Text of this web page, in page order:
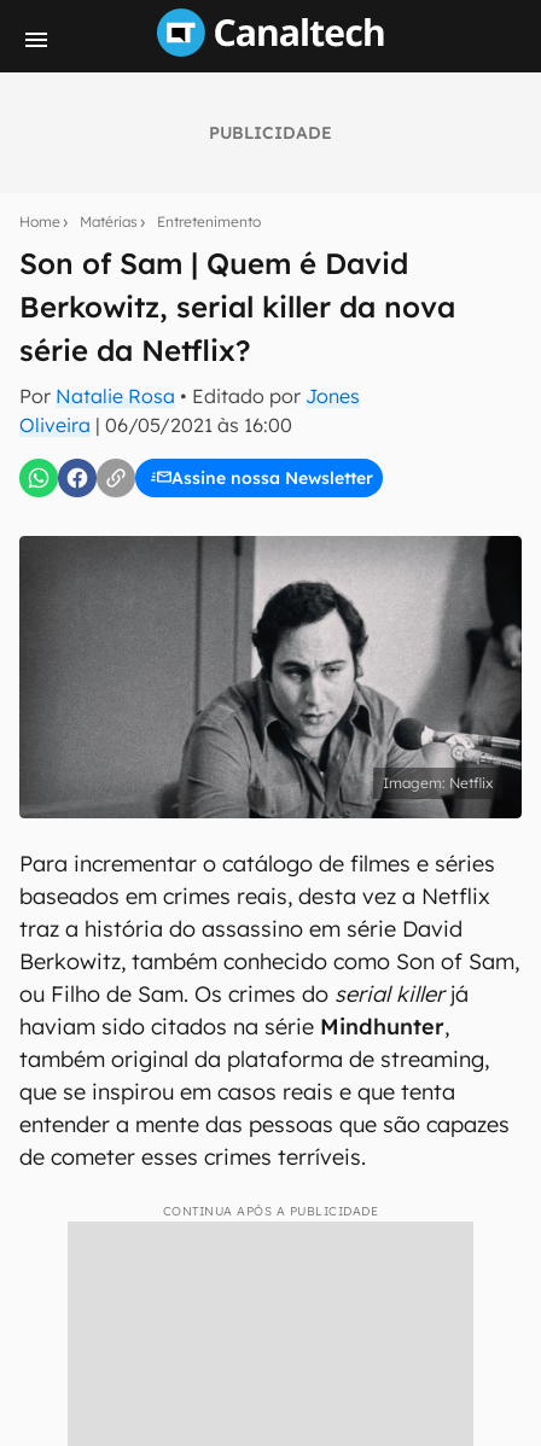
PUBLICIDADE
Home Matérias Entretenimento
Son of Sam | Quem é David
Berkowitz, serial killer da nova
série da Netflix?
Por Natalie Rosa • Editado por Jones
Oliveira | 06/05/2021 às 16:00
Assine nossa Newsletter
notícias e reviews sobre tecnologia em primeira
E-mail
inscreva-se
Confirmo que li, aceito e concordo com os Termos de
Uso e Política de Privacidade do Canaltech.
Netflix
Para incrementar o catálogo de filmes e séries
baseados em crimes reais, desta vez a Netflix
traz a história do assassino em série David
Berkowitz, também conhecido como Son of Sam,
ou Filho de Sam. Os crimes do serial killerjá
haviam sido citados na série Mindhunter,
também original da plataforma de streaming,
que se inspirou em casos reais e que tenta
entender a mente das pessoas que são capazes
de cometer esses crimes terríveis.
CONTINUA APÓS A PUBLICIDADE